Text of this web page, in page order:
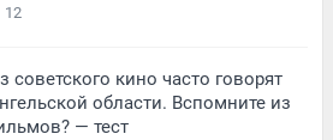
12
советского кино часто говорят
области. Вспомните из
— тест